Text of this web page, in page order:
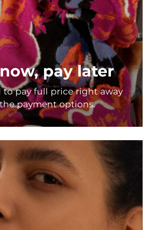
pay later
to pay full price right away
payment options.